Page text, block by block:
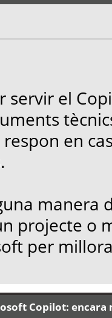
servir el
en
manera
projecte o
per
Copilot: